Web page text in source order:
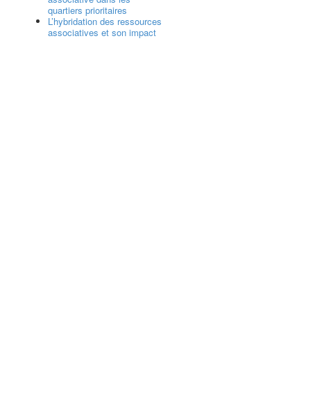
quartiers prioritaires
L’hybridation des ressources
associatives et son impact